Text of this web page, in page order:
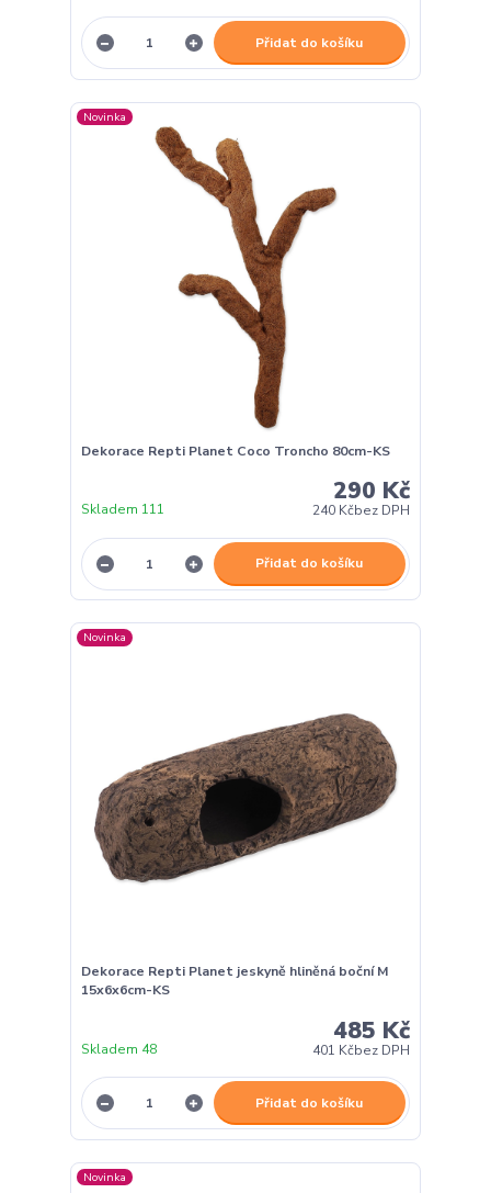
Přidat do košíku
Novinka
Dekorace Repti Planet Coco Troncho 80cm-KS
290 Kč
240 Kčbez DPH
Skladem 111
Přidat do košíku
Novinka
Dekorace Repti Planet jeskyně hliněná boční M
15x6x6cm-KS
485 Kč
401 Kčbez DPH
Skladem 48
Přidat do košíku
Novinka